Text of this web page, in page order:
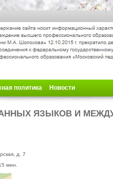
политика Новости
ЯЗЫКОВ И
д. 7
мин.